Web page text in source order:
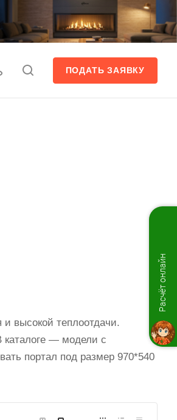
ПОДАТЬ ЗАЯВКУ
высокой теплоотдачи.
каталоге — модели с
портал под размер 970*540
Расчёт онлайн